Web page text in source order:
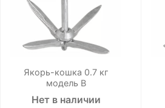
Якорь-кошка 0.7 кг
модель В
Нет в наличии